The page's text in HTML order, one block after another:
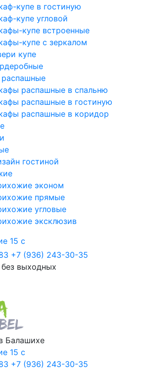
купе в гостиную
купе угловой
купе встроенные
купе с зеркалом
купе
распашные в спальню
распашные в гостиную
распашные в коридор
гостиной
эконом
прямые
угловые
эксклюзив
15 с
+7 (936) 243-30-35
выходных
Балашихе
15 с
+7 (936) 243-30-35